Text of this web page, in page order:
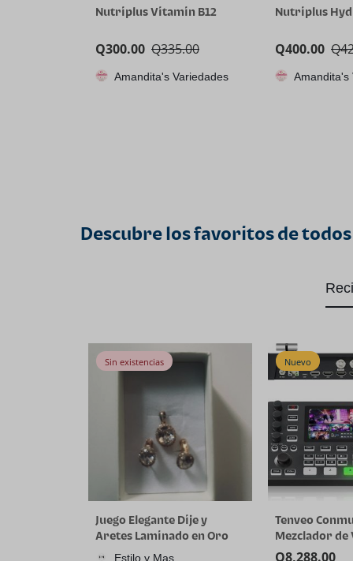
Nutriplus Vitamin B12
Q335.00
Q300.00
Amandita's Variedades
Nutriplus
Q
Q400.00
Amandita's
Descubre los favoritos de todos
Sin existencias
Juego Elegante Dije y
Aretes Laminado en Oro
18KEstilo y Mas
Nuevo
Tenveo
Mezclador de
4K60FPS,
Q8,288.00